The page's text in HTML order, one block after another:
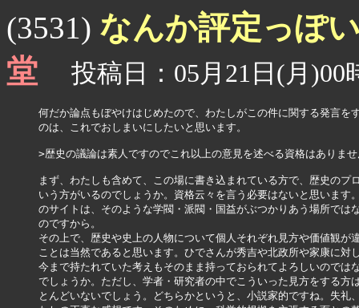
(3531) なんか評定っぽ
堂 投稿日：05月21日(月)00
何だか論点もぼやけはじめたので、わたしがこの件に関する発言を
のは、これでおしまいにしたいと思います。
>歴史の議論は素人ですのでこれ以上の意見を述べる資格はありま
まず、わたしも含めて、この場に書き込まれている方で、歴史のプ
いう方がいるのでしょうか。資格云々を言う必要はないと思います
のサイトは、そのような学閥・派閥・国益がぶつかりあう場所では
のですから。
その上で、歴史や史上の人物について個人それぞれ見方や価値観が
ことは当然であると思います。ひでさんが秀吉や北政所や家康に対
今まで持たれていた考えもそのまま持っておられてよろしいのでは
でしょうか。ただし、学者・研究者の中でこういった見方をする方
とんどいないでしょう。どちらかというと、小説家的ですね。失礼